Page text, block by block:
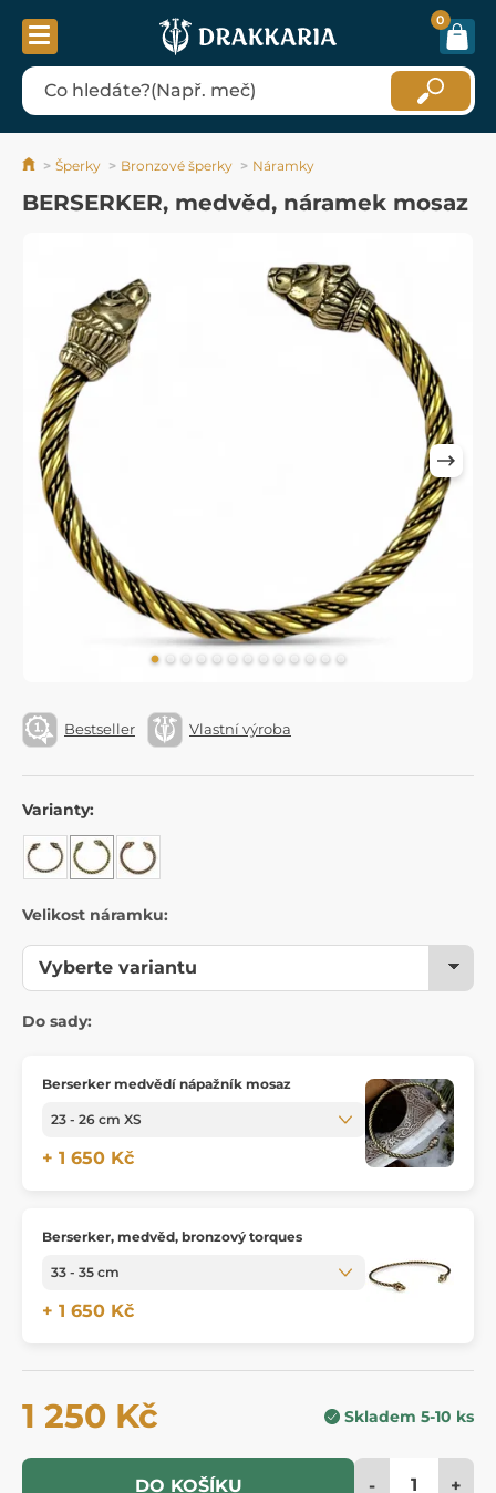
0
Šperky Bronzové šperky Náramky
BERSERKER, medvěd, náramek mosaz
Bestseller Vlastní výroba
Varianty:
Velikost náramku:
Do sady:
Berserker medvědí nápažník mosaz
+ 1 650 Kč
Berserker, medvěd, bronzový torques
+ 1 650 Kč
1 250 Kč Skladem 5-10 ks
DO KOŠÍKU - +